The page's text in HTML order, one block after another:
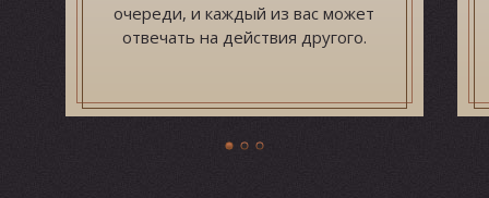
очереди, и каждый из вас может
отвечать на действия другого.